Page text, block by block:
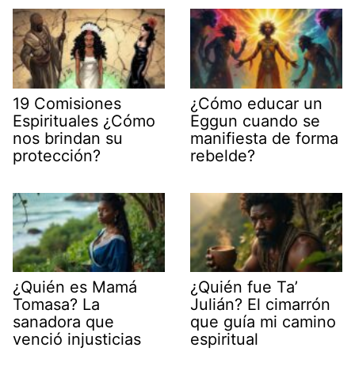
19 Comisiones
Espirituales ¿Cómo
nos brindan su
protección?
¿Cómo educar un
Eggun cuando se
manifiesta de forma
rebelde?
¿Quién es Mamá
Tomasa? La
sanadora que
venció injusticias
¿Quién fue Ta’
Julián? El cimarrón
que guía mi camino
espiritual